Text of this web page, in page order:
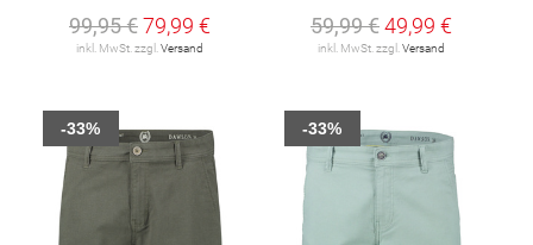
99,95 €79,99 €
inkl. MwSt. zzgl.Versand
59,99 €49,99 €
inkl. MwSt. zzgl.Versand
-33% -33%